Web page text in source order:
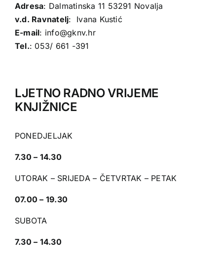
Adresa: Dalmatinska 11 53291 Novalja
v.d. Ravnatelj: Ivana Kustić
E-mail: info@gknv.hr
Tel.: 053/ 661 -391
LJETNO RADNO VRIJEME
KNJIŽNICE
PONEDJELJAK
7.30 – 14.30
UTORAK – SRIJEDA – ČETVRTAK – PETAK
07.00 – 19.30
SUBOTA
7.30 – 14.30